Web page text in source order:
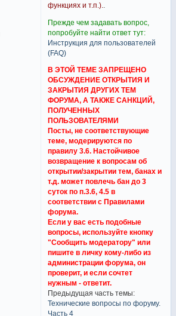
функциях и т.п.).
Прежде чем задавать вопрос,
попробуйте найти ответ тут:
Инструкция для пользователей
(FAQ)
В ЭТОЙ ТЕМЕ ЗАПРЕЩЕНО
ОБСУЖДЕНИЕ ОТКРЫТИЯ И
ЗАКРЫТИЯ ДРУГИХ ТЕМ
ФОРУМА, А ТАКЖЕ САНКЦИЙ,
ПОЛУЧЕННЫХ
ПОЛЬЗОВАТЕЛЯМИ
Посты, не соответствующие
теме, модерируются по
правилу 3.6. Настойчивое
возвращение к вопросам об
открытии/закрытии тем, банах и
т.д. может повлечь бан до 3
суток по п.3.6, 4.5 в
соответствии с Правилами
форума.
Если у вас есть подобные
вопросы, используйте кнопку
"Сообщить модератору" или
пишите в личку кому-либо из
администрации форума, он
проверит, и если сочтет
нужным - ответит.
Предыдущая часть темы:
Технические вопросы по форуму.
Часть 4